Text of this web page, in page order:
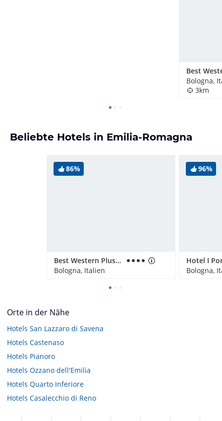
Bologna,
3km
Beliebte Hotels in Emilia-Romagna
86%
Best Western Plus Tower Hotel Bologna
Bologna, Italien
96%
Hotel I
Bologna,
Orte in der Nähe
Hotels San Lazzaro di Savena
Hotels Castenaso
Hotels Pianoro
Hotels Ozzano dell'Emilia
Hotels Quarto Inferiore
Hotels Casalecchio di Reno